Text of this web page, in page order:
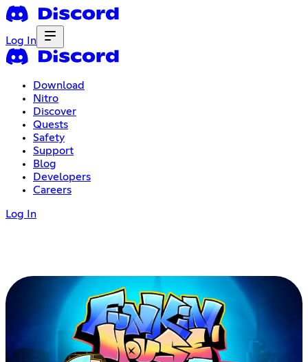
Log In
Download
Nitro
Discover
Quests
Safety
Support
Blog
Developers
Careers
Log In